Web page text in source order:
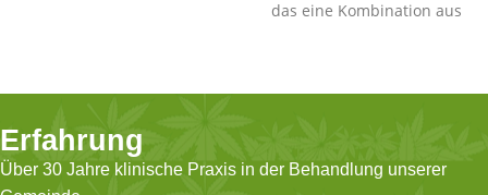
das eine Kombination aus
Erfahrung
Über 30 Jahre klinische Praxis in der Behandlung unserer